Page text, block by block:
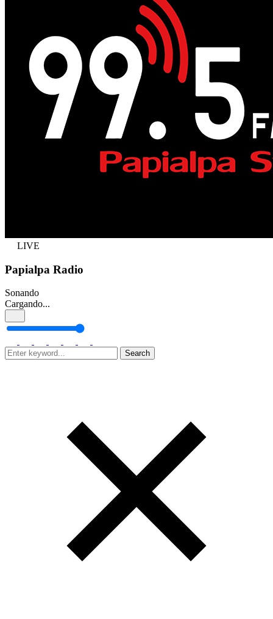
LIVE
Papialpa Radio
Sonando
Cargando...
Search